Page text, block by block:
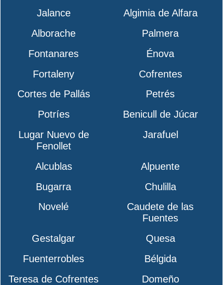
Jalance
Algimia de Alfara
Alborache
Palmera
Fontanares
Énova
Fortaleny
Cofrentes
Cortes de Pallás
Petrés
Potríes
Benicull de Júcar
Lugar Nuevo de
Fenollet
Jarafuel
Alcublas
Alpuente
Bugarra
Chulilla
Novelé
Caudete de las
Fuentes
Gestalgar
Quesa
Fuenterrobles
Bélgida
Teresa de Cofrentes
Domeño